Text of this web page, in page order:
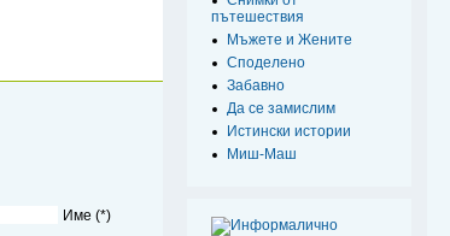
Име (*)
пътешествия
Мъжете и Жените
Спoделено
Забавно
Да се замислим
Истински истории
Миш-Маш